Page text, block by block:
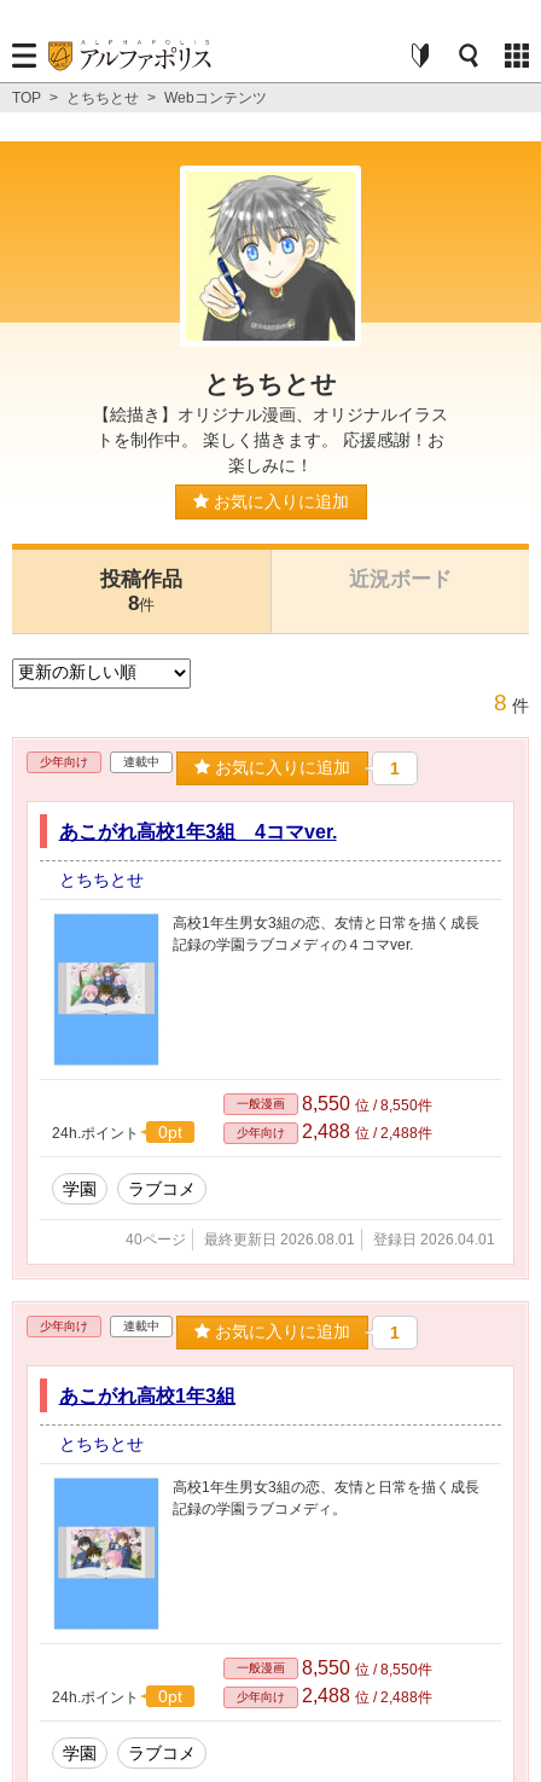
TOP > とちちとせ > Webコンテンツ
とちちとせ
【絵描き】オリジナル漫画、オリジナルイラス
トを制作中。 楽しく描きます。 応援感謝！お
楽しみに！
お気に入りに追加
投稿作品
8件
近況ボード
8 件
少年向け 連載中 お気に入りに追加 1
あこがれ高校1年3組 4コマver.
とちちとせ
高校1年生男女3組の恋、友情と日常を描く成長
記録の学園ラブコメディの４コマver.
24h.ポイント 0pt
一般漫画 8,550 位 / 8,550件
少年向け 2,488 位 / 2,488件
学園 ラブコメ
40ページ 最終更新日 2026.08.01 登録日 2026.04.01
少年向け 連載中 お気に入りに追加 1
あこがれ高校1年3組
とちちとせ
高校1年生男女3組の恋、友情と日常を描く成長
記録の学園ラブコメディ。
24h.ポイント 0pt
一般漫画 8,550 位 / 8,550件
少年向け 2,488 位 / 2,488件
学園 ラブコメ